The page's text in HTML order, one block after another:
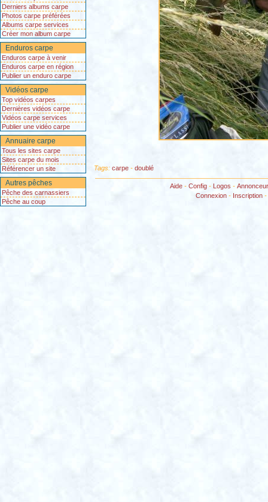
Derniers albums carpe
Photos carpe préférées
Albums carpe services
Créer mon album carpe
Enduros carpe
Enduros carpe à venir
Enduros carpe en région
Publier un enduro carpe
Vidéos carpe
Top vidéos carpes
Dernières vidéos carpe
Vidéos carpe services
Publier une vidéo carpe
Annuaire carpe
Tous les sites carpe
Sites carpe du mois
Référencer un site
Autres pêches
Pêche des carnassiers
Pêche au coup
Tags: carpe- doublé
Aide- Config- Logos -
Connexion - Inscription -